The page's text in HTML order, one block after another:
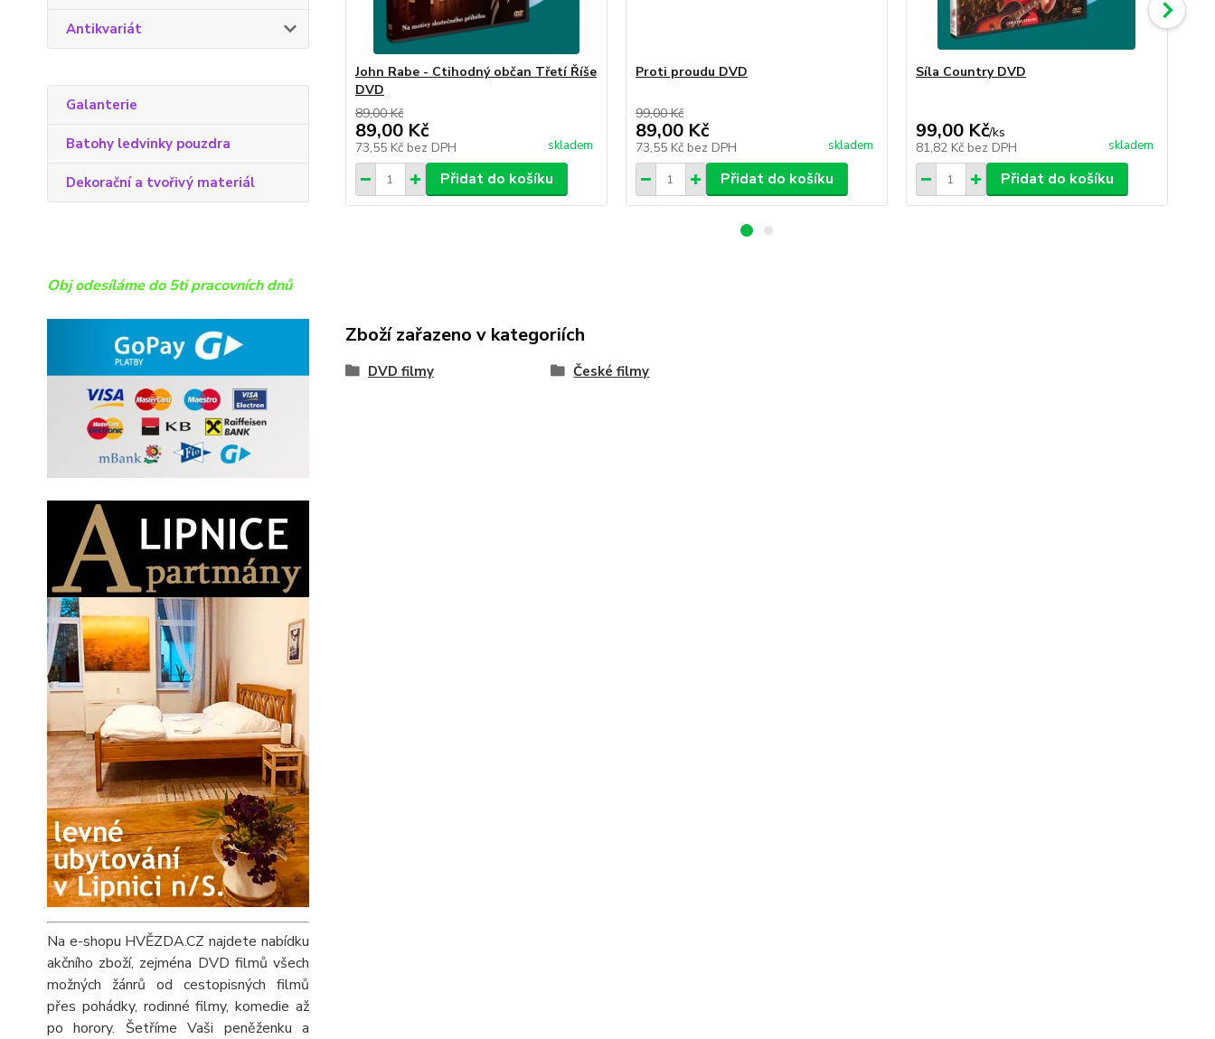
Antikvariát
Galanterie
Batohy ledvinky pouzdra
Dekorační a tvořivý materiál
Obj odesíláme do 5ti pracovních dnů
Na e-shopu HVĚZDA.CZ najdete nabídku
akčního zboží, zejména DVD filmů všech
možných žánrů od cestopisných filmů
přes pohádky, rodinné filmy, komedie až
po horory. Šetříme Vaši peněženku a
John Rabe - Ctihodný občan Třetí Říše
DVD
89,00 Kč
89,00 Kč
73,55 Kč bez DPH skladem
Přidat do košíku
Proti proudu DVD
99,00 Kč
89,00 Kč
73,55 Kč bez DPH skladem
Přidat do košíku
Síla Country DVD
99,00 Kč/ks
81,82 Kč bez DPH skladem
Přidat do košíku
Zboží zařazeno v kategoriích
DVD filmy České filmy